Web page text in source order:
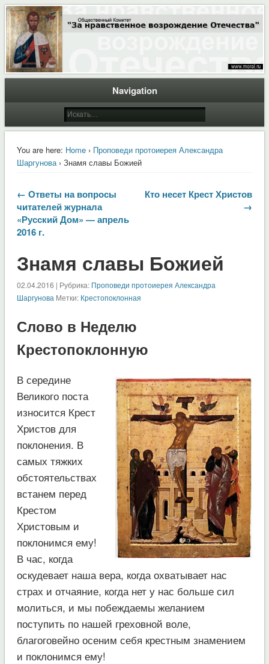
Moral.Ru
Общественный Комитет "За нравственное возрождение Отечества"
Navigation
You are here: Home› Проповеди протоиерея Александра
Шаргунова› Знамя славы Божией
← Ответы на вопросы
читателей журнала
«Русский Дом» — апрель
2016 г.
Кто несет Крест Христов
→
Знамя славы Божией
02.04.2016 | Рубрика: Проповеди протоиерея Александра
Шаргунова Метки: Крестопоклонная
Слово в Неделю
Крестопоклонную
В середине
Великого поста
износится Крест
Христов для
поклонения. В
самых тяжких
обстоятельствах
встанем перед
Крестом
Христовым и
поклонимся ему!
В час, когда
оскудевает наша вера, когда охватывает нас
страх и отчаяние, когда нет у нас больше сил
молиться, и мы побеждаемы желанием
поступить по нашей греховной воле,
благоговейно осеним себя крестным знамением
и поклонимся ему!